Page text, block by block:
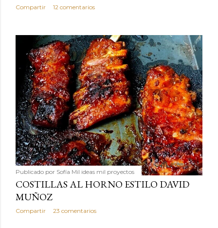
Compartir 12 comentarios
Publicado por Sofía Mil ideas mil proyectos
COSTILLAS AL HORNO ESTILO DAVID
MUÑOZ
Compartir 23 comentarios